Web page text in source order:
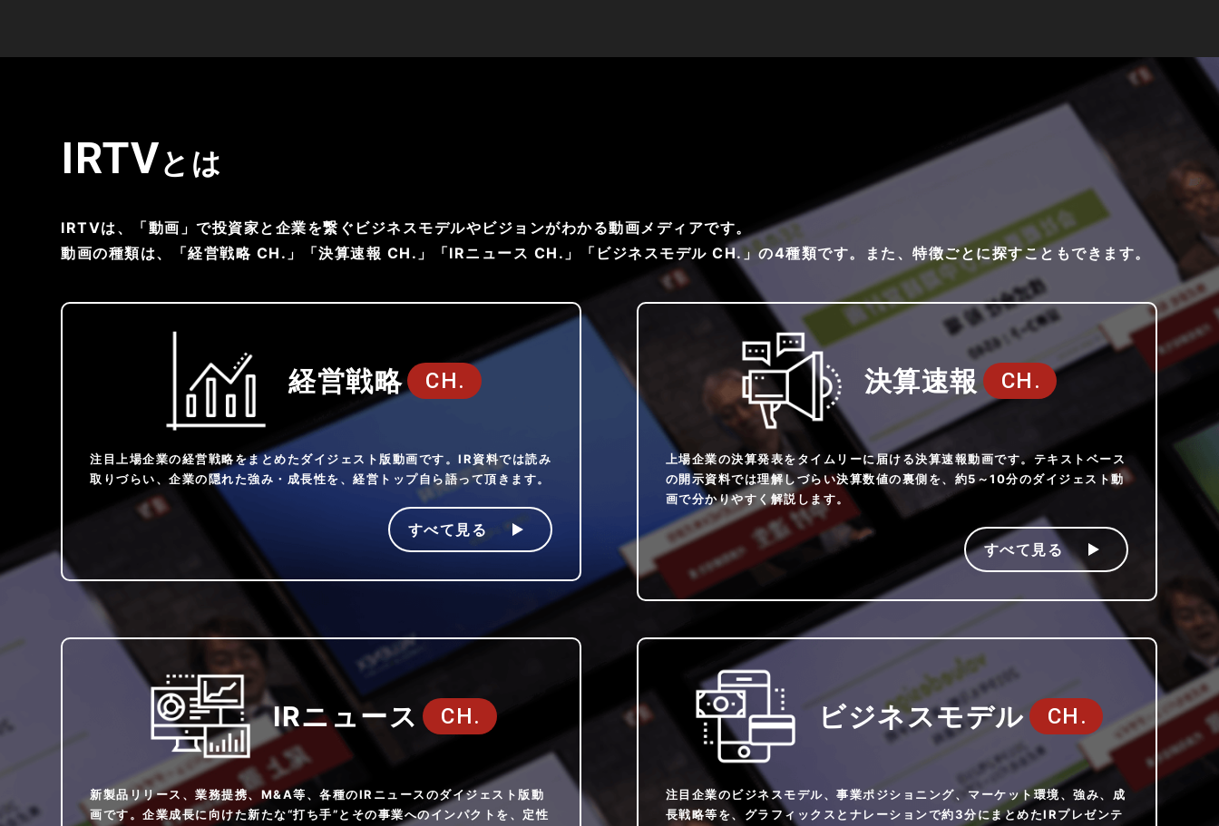
IRTVとは
IRTVは、「動画」で投資家と企業を繋ぐビジネスモデルやビジョンがわかる動画メディアです。
動画の種類は、「経営戦略 CH.」「決算速報 CH.」「IRニュース CH.」「ビジネスモデル CH.」の4種類です。また、特徴ごとに探すこともできます。
経営戦略 CH.
注目上場企業の経営戦略をまとめたダイジェスト版動画です。IR資料では読み
取りづらい、企業の隠れた強み・成長性を、経営トップ自ら語って頂きます。
すべて見る
決算速報 CH.
上場企業の決算発表をタイムリーに届ける決算速報動画です。テキストベース
の開示資料では理解しづらい決算数値の裏側を、約5～10分のダイジェスト動
画で分かりやすく解説します。
すべて見る
IRニュース CH.
新製品リリース、業務提携、M&A等、各種のIRニュースのダイジェスト版動
画です。企業成長に向けた新たな“打ち手”とその事業へのインパクトを、定性
ビジネスモデル CH.
注目企業のビジネスモデル、事業ポジショニング、マーケット環境、強み、成
長戦略等を、グラフィックスとナレーションで約3分にまとめたIRプレゼンテ